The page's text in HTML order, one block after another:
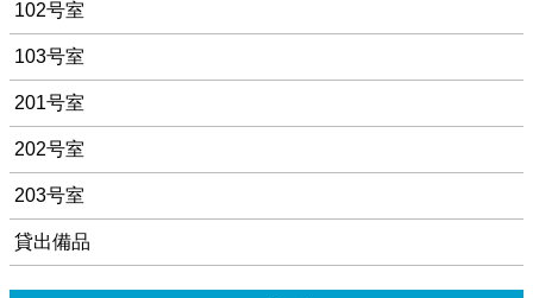
102号室
103号室
201号室
202号室
203号室
貸出備品